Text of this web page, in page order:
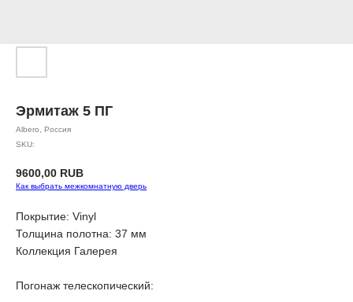
Эрмитаж 5 ПГ
Albero, Россия
SKU:
9600,00 RUB
Как выбрать межкомнатную дверь
Покрытие: Vinyl
Толщина полотна: 37 мм
Коллекция Галерея
Погонаж телескопический: